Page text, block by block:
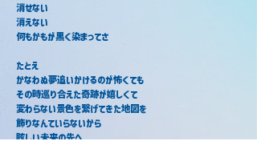
消せない
消えない
何もかもが黒く染まってさ
たとえ
かなわぬ夢追いかけるのが怖くても
その時巡り合えた奇跡が嬉しくて
変わらない景色を繋げてきた地図を
飾りなんていらないから
眩しい未来の先へ